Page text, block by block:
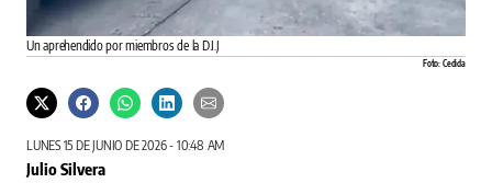
Un aprehendido por miembros de la D.I.J
Foto: Cedida
LUNES 15 DE JUNIO DE 2026 - 10:48 AM
Julio Silvera